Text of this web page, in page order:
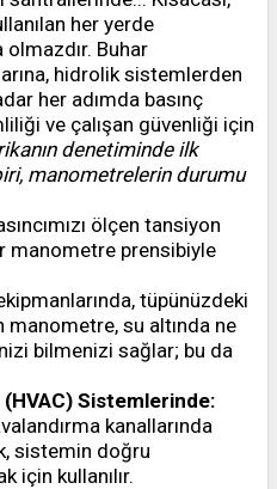
her yerde
Buhar
hidrolik sistemlerden
her adımda basınç
ve çalışan güvenliği için
denetiminde ilk
manometrelerin durumu
ölçen tansiyon
manometre prensibiyle
tüpünüzdeki
manometre, su altında ne
bilmenizi sağlar; bu da
Sistemlerinde:
kanallarında
sistemin doğru
için kullanılır.